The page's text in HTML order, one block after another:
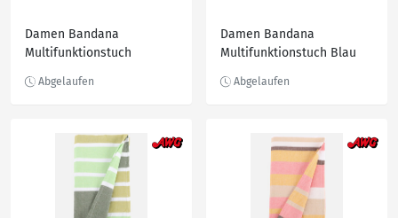
Damen Bandana
Multifunktionstuch
Damen Bandana
Multifunktionstuch Blau